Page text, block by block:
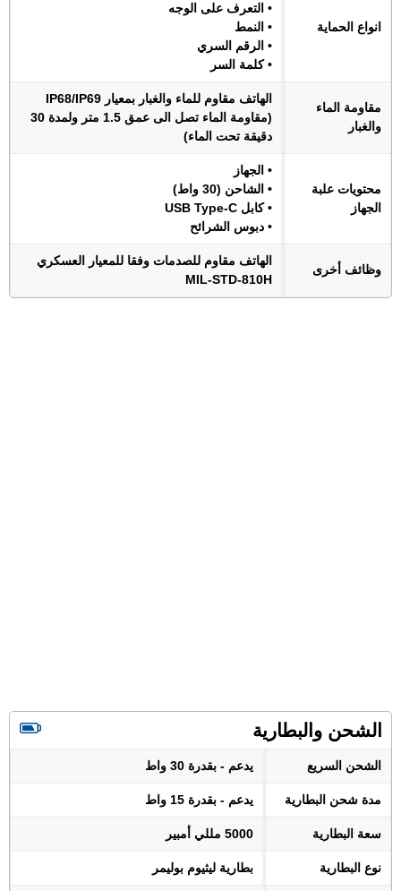
انواع الحماية
• التعرف على الوجه
• النمط
• الرقم السري
• كلمة السر
مقاومة الماء
والغبار
الهاتف مقاوم للماء والغبار بمعيار IP68/IP69
(مقاومة الماء تصل الى عمق 1.5 متر ولمدة 30
دقيقة تحت الماء)
محتويات علبة
الجهاز
• الجهاز
• الشاحن (30 واط)
• كابل USB Type-C
• دبوس الشرائح
وظائف أخرى
الهاتف مقاوم للصدمات وفقا للمعيار العسكري
MIL-STD-810H
الشحن والبطارية
الشحن السريع يدعم - بقدرة 30 واط
مدة شحن البطارية يدعم - بقدرة 15 واط
سعة البطارية 5000 مللي أمبير
نوع البطارية بطارية ليثيوم بوليمر